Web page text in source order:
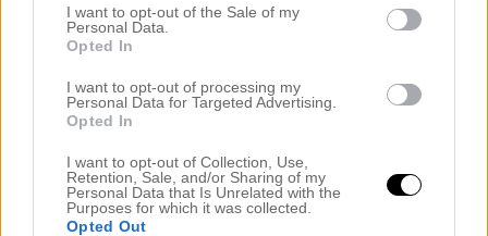
I want to opt-out of the Sale of my
Personal Data.
Opted In
I want to opt-out of processing my
Personal Data for Targeted Advertising.
Opted In
I want to opt-out of Collection, Use,
Retention, Sale, and/or Sharing of my
Personal Data that Is Unrelated with the
Purposes for which it was collected.
Opted Out
Noahs rum
Okategoriserade
Önskerubrik
Ovanvåningen
Preggo igen
PRESSUTSKICK
REKLAM BOENDE BÖDA SAND